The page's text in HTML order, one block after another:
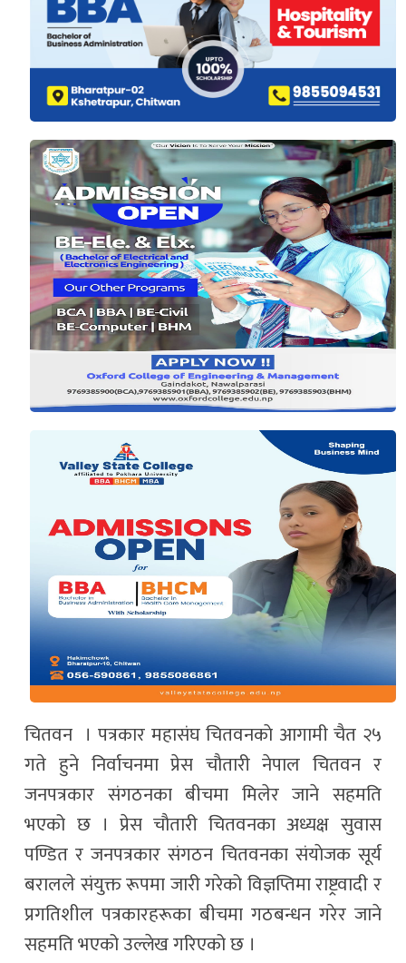
चितवन । पत्रकार महासंघ चितवनकाे आगामी चैत २५
गते हुने निर्वाचनमा प्रेस चाैतारी नेपाल चितवन र
जनपत्रकार संगठनका बीचमा मिलेर जाने सहमति
भएको छ । प्रेस चाैतारी चितवनका अध्यक्ष सुवास
पण्डित र जनपत्रकार संगठन चितवनका संयाेजक सूर्य
बरालले संयुक्त रूपमा जारी गरेको विज्ञप्तिमा राष्ट्रवादी र
प्रगतिशील पत्रकारहरूका बीचमा गठबन्धन गरेर जाने
सहमति भएको उल्लेख गरिएको छ ।